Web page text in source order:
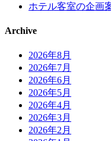
ホテル客室の企画
Archive
2026年8月
2026年7月
2026年6月
2026年5月
2026年4月
2026年3月
2026年2月